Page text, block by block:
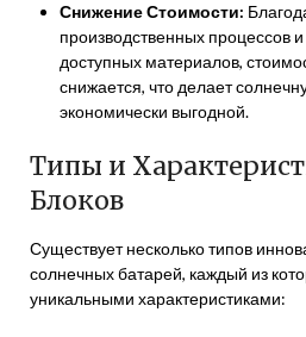
Снижение Стоимости:
производственных процессов
доступных материалов,
снижается, что делает
экономически выгодной.
Типы и
Блоков
Существует несколько типов
солнечных батарей, каждый из
уникальными характеристиками: